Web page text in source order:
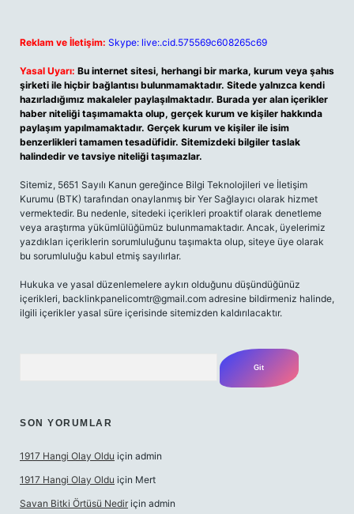
Reklam ve İletişim: Skype: live:.cid.575569c608265c69
Yasal Uyarı: Bu internet sitesi, herhangi bir marka, kurum veya şahıs
şirketi ile hiçbir bağlantısı bulunmamaktadır. Sitede yalnızca kendi
hazırladığımız makaleler paylaşılmaktadır. Burada yer alan içerikler
haber niteliği taşımamakta olup, gerçek kurum ve kişiler hakkında
paylaşım yapılmamaktadır. Gerçek kurum ve kişiler ile isim
benzerlikleri tamamen tesadüfidir. Sitemizdeki bilgiler taslak
halindedir ve tavsiye niteliği taşımazlar.
Sitemiz, 5651 Sayılı Kanun gereğince Bilgi Teknolojileri ve İletişim
Kurumu (BTK) tarafından onaylanmış bir Yer Sağlayıcı olarak hizmet
vermektedir. Bu nedenle, sitedeki içerikleri proaktif olarak denetleme
veya araştırma yükümlülüğümüz bulunmamaktadır. Ancak, üyelerimiz
yazdıkları içeriklerin sorumluluğunu taşımakta olup, siteye üye olarak
bu sorumluluğu kabul etmiş sayılırlar.
Hukuka ve yasal düzenlemelere aykırı olduğunu düşündüğünüz
içerikleri, backlinkpanelicomtr@gmail.com adresine bildirmeniz halinde,
ilgili içerikler yasal süre içerisinde sitemizden kaldırılacaktır.
SON YORUMLAR
1917 Hangi Olay Oldu için admin
1917 Hangi Olay Oldu için Mert
Savan Bitki Örtüsü Nedir için admin